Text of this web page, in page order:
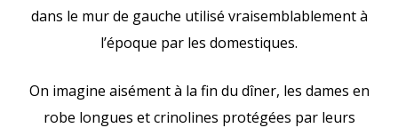
dans le mur de gauche utilisé vraisemblablement à
l’époque par les domestiques.
On imagine aisément à la fin du dîner, les dames en
robe longues et crinolines protégées par leurs